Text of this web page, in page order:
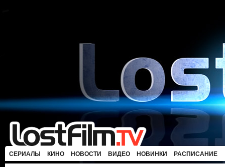
СЕРИАЛЫ КИНО НОВОСТИ ВИДЕО НОВИНКИ РАСПИСАНИЕ